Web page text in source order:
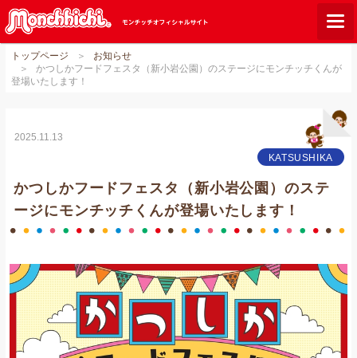
モンチッチとは？
ショップリスト
ダウンロード
Q&A
関連サイト
GLOBAL
トップページ
お知らせ
かつしかフードフェスタ（新小岩公園）のステージにモンチッチくんが
登場いたします！
2025.11.13
KATSUSHIKA
かつしかフードフェスタ（新小岩公園）のステ
ージにモンチッチくんが登場いたします！